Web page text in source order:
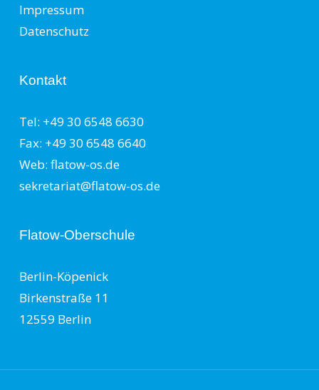
Impressum
Datenschutz
Kontakt
Tel: +49 30 6548 6630
Fax: +49 30 6548 6640
Web: flatow-os.de
sekretariat@flatow-os.de
Flatow-Oberschule
Berlin-Köpenick
Birkenstraße 11
12559 Berlin